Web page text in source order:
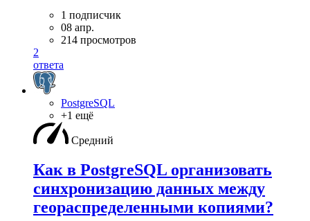
1 подписчик
08 апр.
214 просмотров
2
ответа
PostgreSQL
+1 ещё
Средний
Как в PostgreSQL организовать
синхронизацию данных между
геораспределенными копиями?